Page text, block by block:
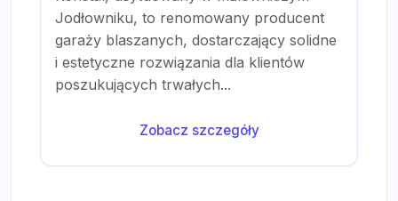
Jodłowniku, to renomowany producent
garaży blaszanych, dostarczający solidne
i estetyczne rozwiązania dla klientów
poszukujących trwałych...
Zobacz szczegóły